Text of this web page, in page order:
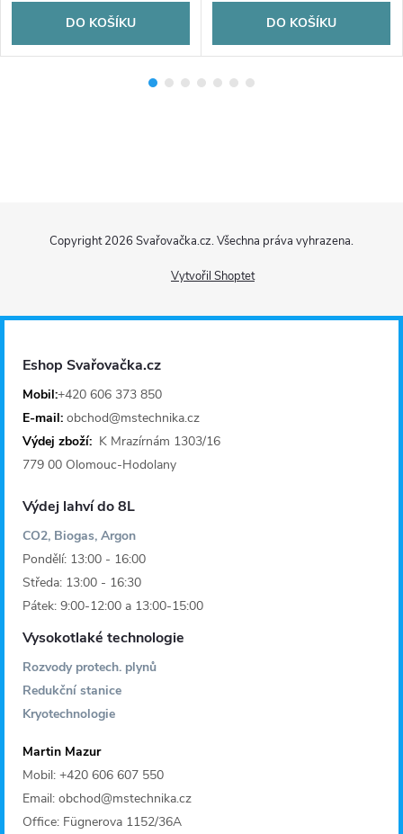
DO KOŠÍKU DO KOŠÍKU
p
Vytvořil Shoptet
Copyright 2026 Svařovačka.cz. Všechna práva vyhrazena.
Eshop Svařovačka.cz
Mobil:+420 606 373 850
E-mail: obchod@mstechnika.cz
Výdej zboží: K Mrazírnám 1303/16
779 00 Olomouc-Hodolany
Výdej lahví do 8L
CO2, Biogas, Argon
Pondělí: 13:00 - 16:00
Středa: 13:00 - 16:30
Pátek: 9:00-12:00 a 13:00-15:00
Vysokotlaké technologie
Rozvody protech. plynů
Redukční stanice
Kryotechnologie
Martin Mazur
Mobil: +420 606 607 550
Email: obchod@mstechnika.cz
Office: Fügnerova 1152/36A